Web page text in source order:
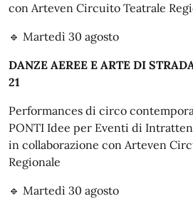
con Arteven Circuito Teatrale
🔹 Martedì 30 agosto
DANZE AEREE E ARTE DI
21
Performances di circo
PONTI Idee per Eventi di
in collaborazione con Arteven
Regionale
🔹 Martedì 30 agosto